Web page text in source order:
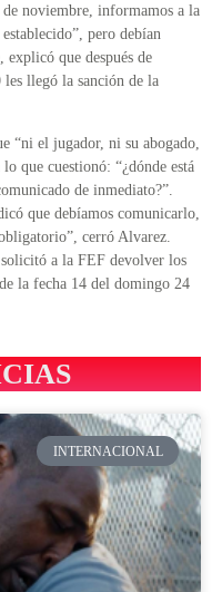
noviembre, informamos a la
pero debían
que después de
llegó la sanción de la
“ni el jugador, ni su abogado,
que cuestionó: “¿dónde está
de inmediato?”.
que debíamos comunicarlo,
cerró Alvarez.
a la FEF devolver los
la fecha 14 del domingo 24
INTERNACIONAL